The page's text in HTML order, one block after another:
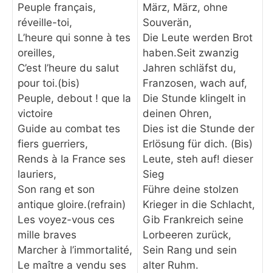
Peuple français,
réveille-toi,
L’heure qui sonne à tes
oreilles,
C’est l’heure du salut
pour toi.(bis)
Peuple, debout ! que la
victoire
Guide au combat tes
fiers guerriers,
Rends à la France ses
lauriers,
Son rang et son
antique gloire.(refrain)
Les voyez-vous ces
mille braves
Marcher à l’immortalité,
Le maître a vendu ses
März, März, ohne
Souverän,
Die Leute werden Brot
haben.Seit zwanzig
Jahren schläfst du,
Franzosen, wach auf,
Die Stunde klingelt in
deinen Ohren,
Dies ist die Stunde der
Erlösung für dich. (Bis)
Leute, steh auf! dieser
Sieg
Führe deine stolzen
Krieger in die Schlacht,
Gib Frankreich seine
Lorbeeren zurück,
Sein Rang und sein
alter Ruhm.